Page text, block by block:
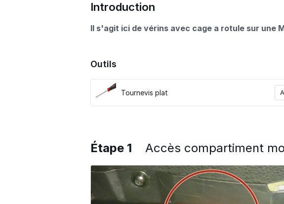
Introduction
Il s'agit ici de vérins avec cage a rotule sur une
Outils
Tournevis plat
Étape 1 Accès compartiment